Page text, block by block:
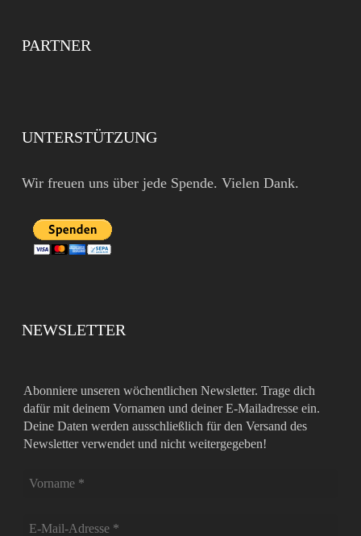
PARTNER
UNTERSTÜTZUNG
Wir freuen uns über jede Spende. Vielen Dank.
NEWSLETTER
Abonniere unseren wöchentlichen Newsletter. Trage dich
dafür mit deinem Vornamen und deiner E-Mailadresse ein.
Deine Daten werden ausschließlich für den Versand des
Newsletter verwendet und nicht weitergegeben!